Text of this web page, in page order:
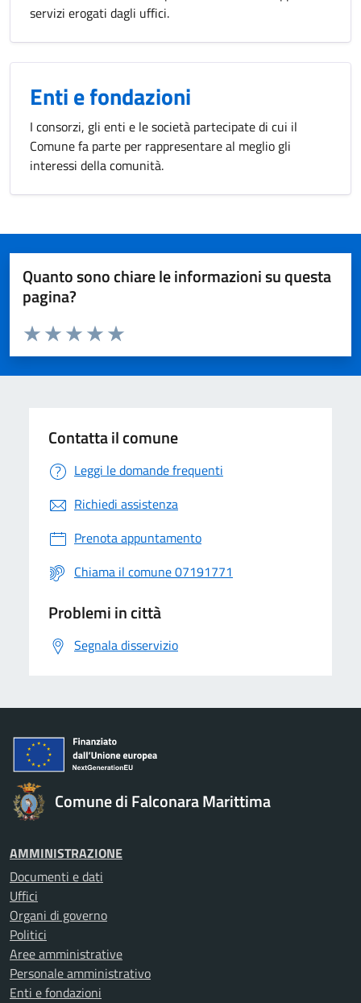
servizi erogati dagli uffici.
Enti e fondazioni
I consorzi, gli enti e le società partecipate di cui il
Comune fa parte per rappresentare al meglio gli
interessi della comunità.
Quanto sono chiare le informazioni su questa
pagina?
Valuta da 1 a 5 stelle la pagina
Valuta 5 stelle su 5
Valuta 4 stelle su 5
Valuta 3 stelle su 5
Valuta 2 stelle su 5
Valuta 1 stelle su 5
Contatta il comune
Leggi le domande frequenti
Richiedi assistenza
Prenota appuntamento
Chiama il comune 07191771
Problemi in città
Segnala disservizio
Comune di Falconara Marittima
AMMINISTRAZIONE
Documenti e dati
Uffici
Organi di governo
Politici
Aree amministrative
Personale amministrativo
Enti e fondazioni